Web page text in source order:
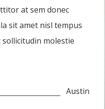
at sem donec
sit amet nisl tempus
sollicitudin molestie
Austin